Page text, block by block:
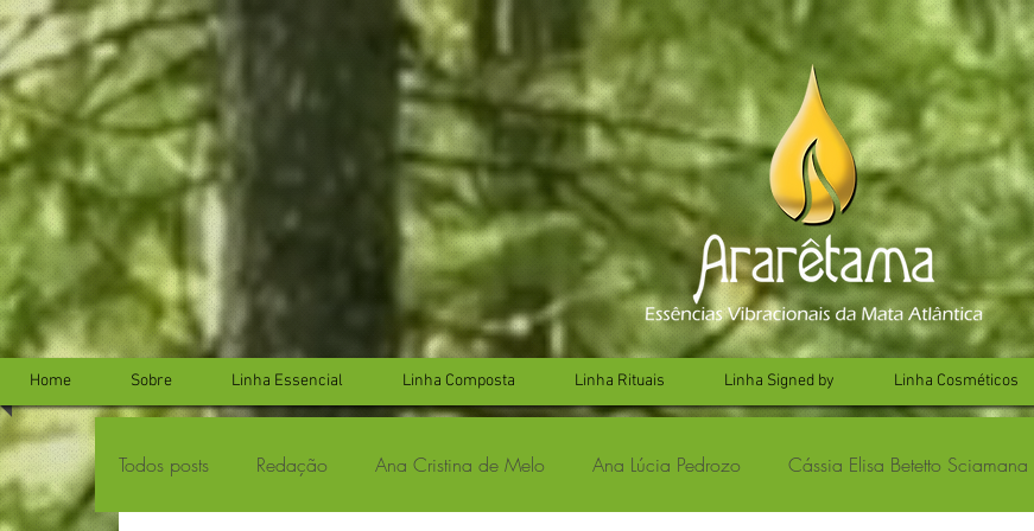
...
Home Sobre Linha Essencial Linha Composta Linha Rituais Linha Signed by Linha Cosméticos
Todos posts Redação Ana Cristina de Melo Ana Lúcia Pedrozo Cássia Elisa Betetto Sciamana